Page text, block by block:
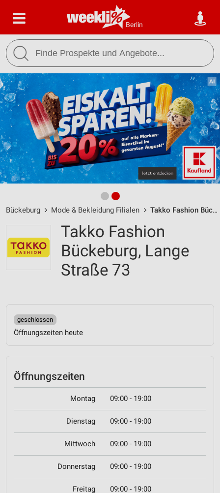
Berlin
Bückeburg Mode & Bekleidung Filialen Takko Fashion Bückeburg / Lange Straße 73 - Öffnungszeiten & Adresse
Takko Fashion
Bückeburg, Lange
Straße 73
geschlossen
Öffnungszeiten heute
Öffnungszeiten
Montag 09:00 - 19:00
Dienstag 09:00 - 19:00
Mittwoch 09:00 - 19:00
Donnerstag 09:00 - 19:00
Freitag 09:00 - 19:00